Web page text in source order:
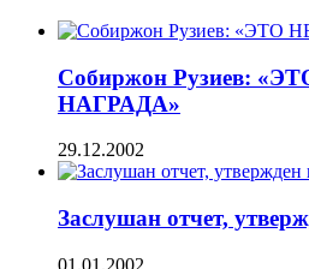
Собиржон Рузиев:
НАГРАДА»
29.12.2002
Заслушан отчет,
01.01.2002